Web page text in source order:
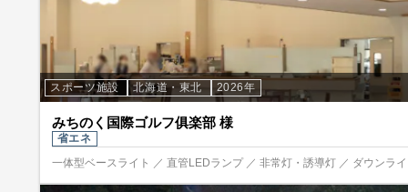
スポーツ施設 北海道・東北 2026年
みちのく国際ゴルフ俱楽部 様
省エネ
一体型ベースライト ／ 直管LEDランプ ／ 非常灯・誘導灯 ／ ダウンラ